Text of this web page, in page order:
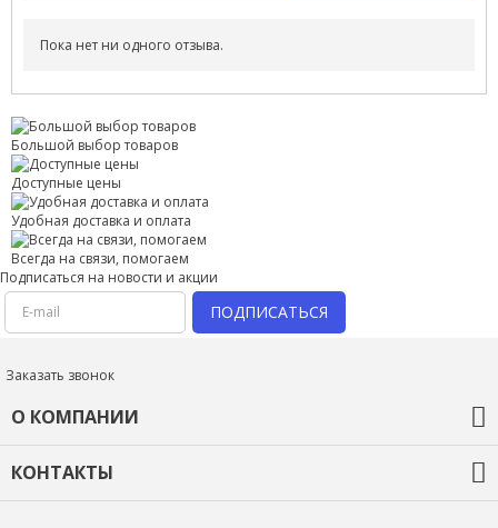
покупатели не ошиблись в своем выборе.
вопросы и помогли выбрать товар?
Доставка . Как был упакован товар? Доставили ли его вам в
оговоренный срок?
Товар. Качественный? Какие его плюсы и минусы?
Правила оформления отзывов
Пока нет ни одного отзыва.
Большой выбор товаров
Доступные цены
Удобная доставка и оплата
Всегда на связи, помогаем
Подписаться на новости и акции
ПОДПИСАТЬСЯ
Заказать звонок
О КОМПАНИИ
О компании
Оплата и доставка
Гарантия
КОНТАКТЫ
oleg58k@rambler.ru